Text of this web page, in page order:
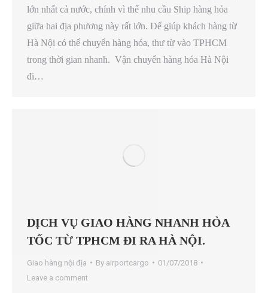
lớn nhất cả nước, chính vì thế nhu cầu Ship hàng hỏa
giữa hai địa phương này rất lớn. Để giúp khách hàng từ
Hà Nội có thể chuyển hàng hóa, thư từ vào TPHCM
trong thời gian nhanh. Vận chuyển hàng hóa Hà Nội
đi…
DỊCH VỤ GIAO HÀNG NHANH HỎA
TỐC TỪ TPHCM ĐI RA HÀ NỘI.
Giao hàng nội địa By airportcargo
01/07/2018
Leave a comment